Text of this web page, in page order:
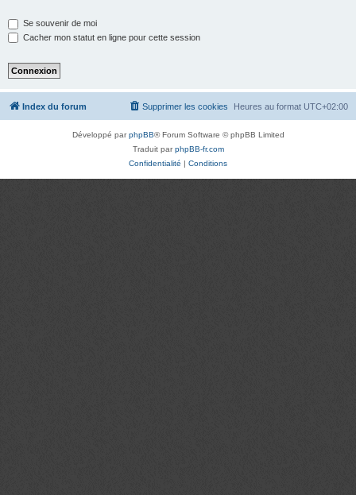
Se souvenir de moi
Cacher mon statut en ligne pour cette session
Index du forum Heures au format UTC+02:00
Supprimer les cookies
Développé parphpBB® Forum Software © phpBB Limited
Traduit parphpBB-fr.com
Confidentialité | Conditions